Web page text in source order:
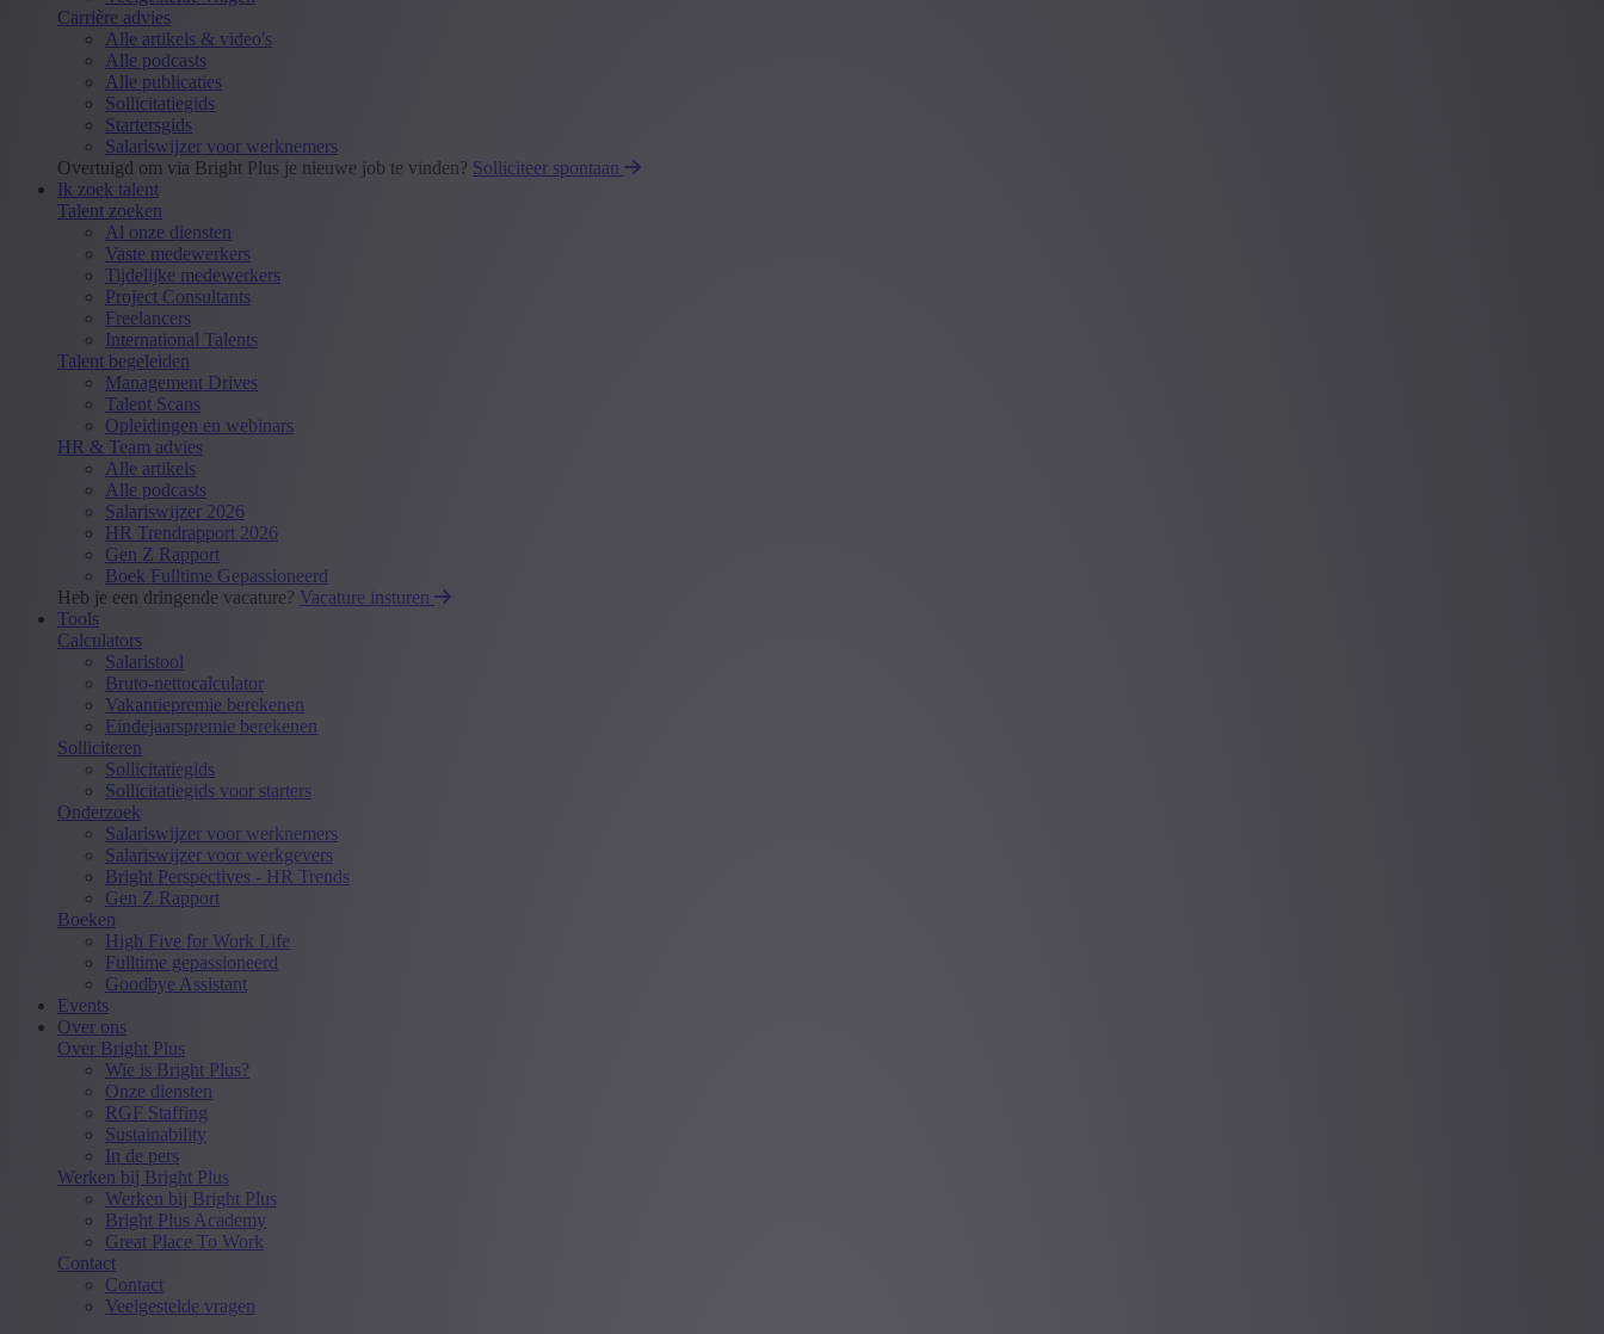
Carrière advies
Alle artikels & video's
Alle podcasts
Alle publicaties
Sollicitatiegids
Startersgids
Salariswijzer voor werknemers
Overtuigd om via Bright Plus je nieuwe job te vinden? Solliciteer spontaan
Ik zoek talent
Talent zoeken
Al onze diensten
Vaste medewerkers
Tijdelijke medewerkers
Project Consultants
Freelancers
International Talents
Talent begeleiden
Management Drives
Talent Scans
Opleidingen en webinars
HR & Team advies
Alle artikels
Alle podcasts
Salariswijzer 2026
HR Trendrapport 2026
Gen Z Rapport
Boek Fulltime Gepassioneerd
Heb je een dringende vacature? Vacature insturen
Tools
Calculators
Salaristool
Bruto-nettocalculator
Vakantiepremie berekenen
Eindejaarspremie berekenen
Solliciteren
Sollicitatiegids
Sollicitatiegids voor starters
Onderzoek
Salariswijzer voor werknemers
Salariswijzer voor werkgevers
Bright Perspectives - HR Trends
Gen Z Rapport
Boeken
High Five for Work Life
Fulltime gepassioneerd
Goodbye Assistant
Events
Over ons
Over Bright Plus
Wie is Bright Plus?
Onze diensten
RGF Staffing
Sustainability
In de pers
Werken bij Bright Plus
Werken bij Bright Plus
Bright Plus Academy
Great Place To Work
Contact
Contact
Veelgestelde vragen